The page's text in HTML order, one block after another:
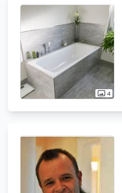
photo_size_select_actual4